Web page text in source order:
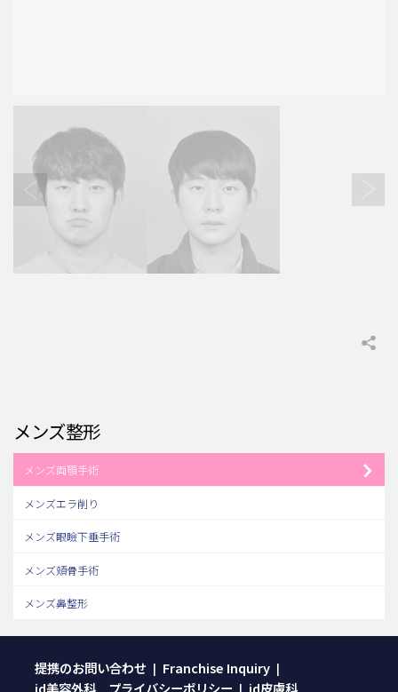
メンズ整形
メンズ両顎手術
メンズエラ削り
メンズ眼瞼下垂手術
メンズ頬骨手術
メンズ鼻整形
提携のお問い合わせ | Franchise Inquiry |
id美容外科 プライバシーポリシー | id皮膚科